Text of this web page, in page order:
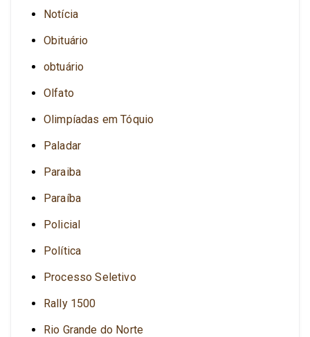
Notícia
Obituário
obtuário
Olfato
Olimpíadas em Tóquio
Paladar
Paraiba
Paraíba
Policial
Política
Processo Seletivo
Rally 1500
Rio Grande do Norte